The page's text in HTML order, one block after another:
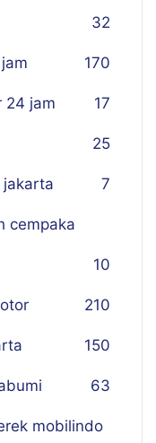
32
170
24 jam 17
25
7
cempaka
10
210
150
63
mobilindo